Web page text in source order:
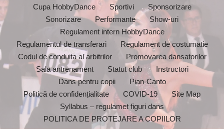
Cupa HobbyDance
Sportivi
Sponsorizare
Sonorizare
Performante
Show-uri
Regulament intern HobbyDance
Regulamentul de transferari
Regulament de costumatie
Codul de conduita al arbitrilor
Promovarea dansatorilor
Sala antrenament
Statut club
Instructori
Dans pentru copii
Pian-Canto
Politică de confidențialitate
COVID-19
Site Map
Syllabus – regulamet figuri dans
POLITICA DE PROTEJARE A COPIILOR